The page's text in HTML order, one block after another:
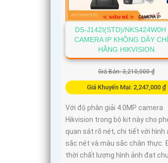
DS-J142I(STD)/NKS424W0H
CAMERA IP KHÔNG DÂY
HÃNG HIKVISION
Giá Bán: 3,210,000 ₫
Giá Khuyến Mại: 2,247,000 ₫
Với độ phân giải 4.0MP camera
Hikvision trong bộ kit này cho
quan sát rõ nét, chi tiết với hình
sắc nét và màu sắc chân thực.
thời chất lượng hình ảnh đạt